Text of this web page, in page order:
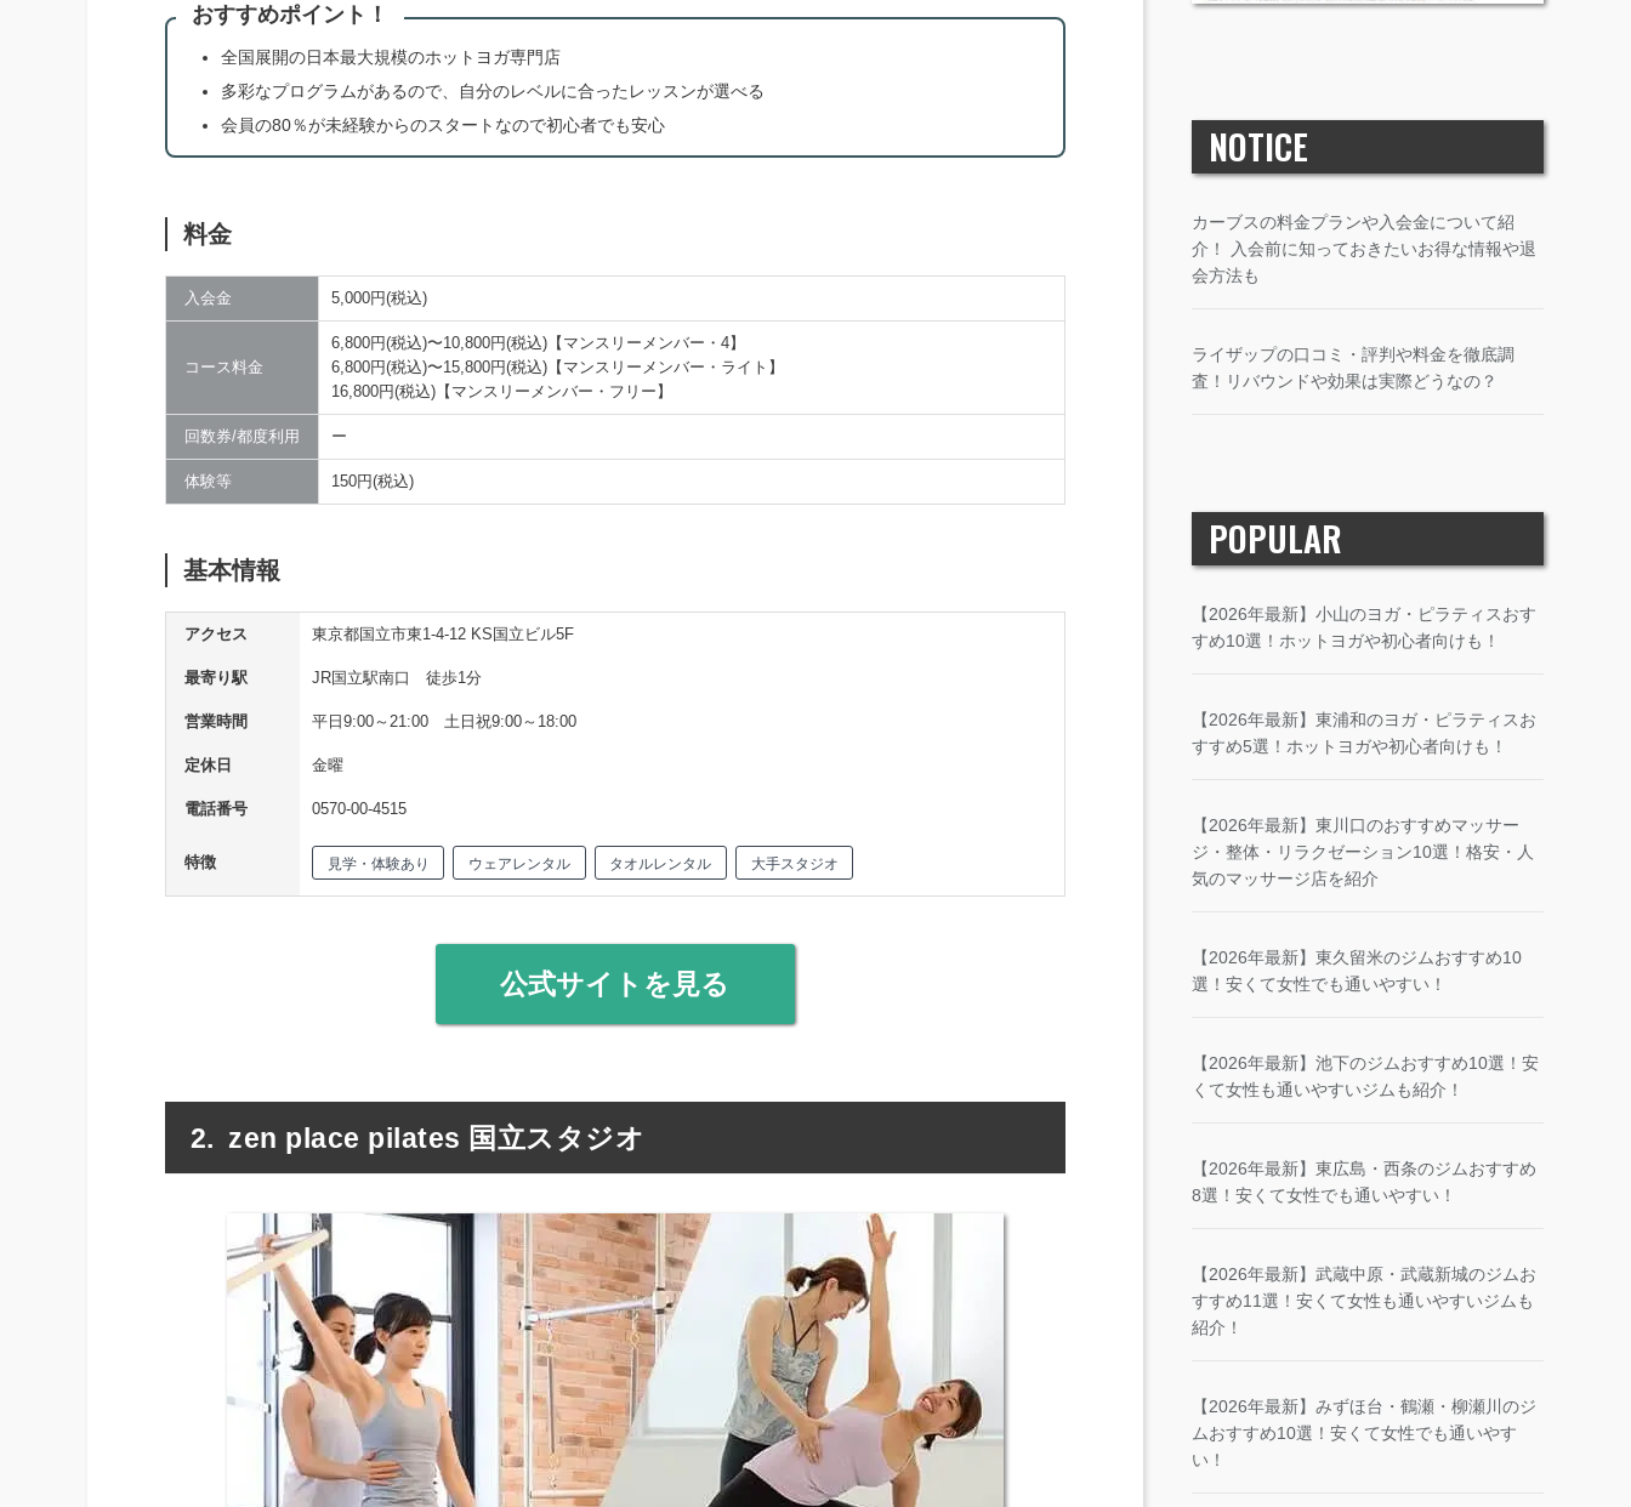
おすすめポイント！
全国展開の日本最大規模のホットヨガ専門店
多彩なプログラムがあるので、自分のレベルに合ったレッスンが選べる
会員の80％が未経験からのスタートなので初心者でも安心
料金
入会金 5,000円(税込)
コース料金
6,800円(税込)〜10,800円(税込)【マンスリーメンバー・4】
6,800円(税込)〜15,800円(税込)【マンスリーメンバー・ライト】
16,800円(税込)【マンスリーメンバー・フリー】
回数券/都度利用 ー
体験等 150円(税込)
基本情報
アクセス 東京都国立市東1-4-12 KS国立ビル5F
最寄り駅 JR国立駅南口 徒歩1分
営業時間 平日9:00～21:00 土日祝9:00～18:00
定休日 金曜
電話番号 0570-00-4515
特徴 見学・体験あり ウェアレンタル タオルレンタル 大手スタジオ
公式サイトを見る
zen place pilates 国立スタジオ
NOTICE
カーブスの料金プランや入会金について紹
介！ 入会前に知っておきたいお得な情報や退
会方法も
ライザップの口コミ・評判や料金を徹底調
査！リバウンドや効果は実際どうなの？
POPULAR
【2026年最新】小山のヨガ・ピラティスおす
すめ10選！ホットヨガや初心者向けも！
【2026年最新】東浦和のヨガ・ピラティスお
すすめ5選！ホットヨガや初心者向けも！
【2026年最新】東川口のおすすめマッサー
ジ・整体・リラクゼーション10選！格安・人
気のマッサージ店を紹介
【2026年最新】東久留米のジムおすすめ10
選！安くて女性でも通いやすい！
【2026年最新】池下のジムおすすめ10選！安
くて女性も通いやすいジムも紹介！
【2026年最新】東広島・西条のジムおすすめ
8選！安くて女性でも通いやすい！
【2026年最新】武蔵中原・武蔵新城のジムお
すすめ11選！安くて女性も通いやすいジムも
紹介！
【2026年最新】みずほ台・鶴瀬・柳瀬川のジ
ムおすすめ10選！安くて女性でも通いやす
い！